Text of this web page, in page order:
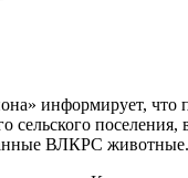
информирует, что
сельского
ВЛКРС животные.